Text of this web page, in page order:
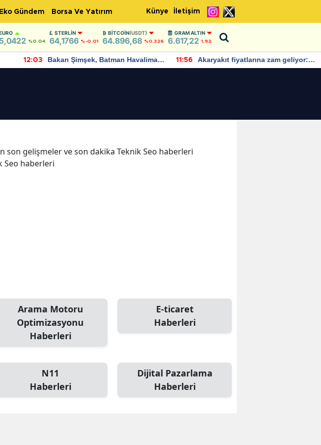
Eko Gündem Borsa Ve Yatırım Künye İletişim
%0.04
STERLIN
64,1766 %-0.01
BITCOIN(USDT)
64.896,68 %0.326
GRAM ALTIN
6.617,22 1,92
12:03
Bakan Şimşek, Batman Havalimanı
için umut verici açıklamalarda
11:56
Akaryakıt fiyatlarına zam geliyor:
Yeni tarih açıklandı
son gelişmeler ve son dakika Teknik Seo haberleri
Seo haberleri
Arama Motoru
Optimizasyonu
Haberleri
E-ticaret
Haberleri
N11
Haberleri
Dijital Pazarlama
Haberleri